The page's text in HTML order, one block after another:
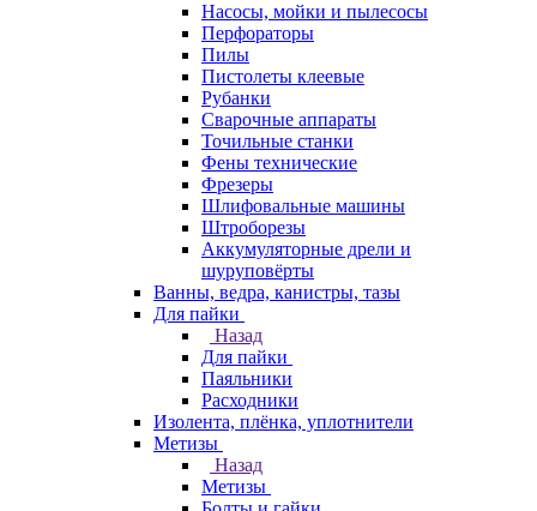
Насосы, мойки и пылесосы
Перфораторы
Пилы
Пистолеты клеевые
Рубанки
Сварочные аппараты
Точильные станки
Фены технические
Фрезеры
Шлифовальные машины
Штроборезы
Аккумуляторные дрели и
шуруповёрты
Ванны, ведра, канистры, тазы
Для пайки
Назад
Для пайки
Паяльники
Расходники
Изолента, плёнка, уплотнители
Метизы
Назад
Метизы